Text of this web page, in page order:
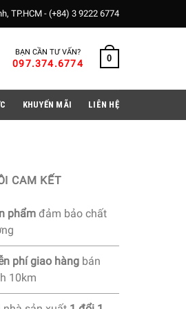
TP.HCM -(+84) 3 9222 6774
BẠN CẦN TƯ VẤN?
097.374.6774 0
KHUYẾN MÃI LIÊN HỆ
CAM KẾT
phẩm đảm bảo chất
phígiao hàng bán
10km